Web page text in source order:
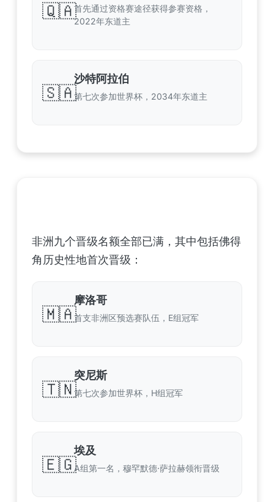
🇶🇦首先通过资格赛途径获得参赛资格，
2022年东道主
🇸🇦
沙特阿拉伯
第七次参加世界杯，2034年东道主
非洲九个晋级名额全部已满，其中包括佛得
角历史性地首次晋级：
🇲🇦
摩洛哥
首支非洲区预选赛队伍，E组冠军
🇹🇳
突尼斯
第七次参加世界杯，H组冠军
🇪🇬
埃及
A组第一名，穆罕默德·萨拉赫领衔晋级